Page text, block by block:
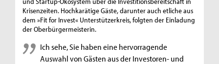
Krisenzeiten. Hochkarätige Gäste, darunter auch etliche aus
dem »Fit for Invest« Unterstützerkreis, folgten der Einladung
der Oberbürgermeisterin.
Ich sehe, Sie haben eine hervorragende
Auswahl von Gästen aus der Investoren- und